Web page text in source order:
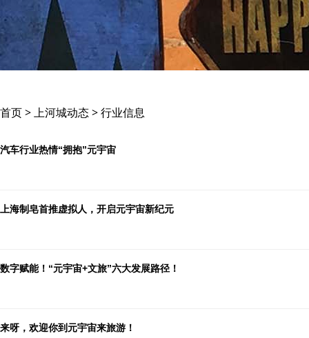
首页 > 上河城动态 > 行业信息
汽车行业热情“拥抱”元宇宙
上海制皂首推虚拟人，开启元宇宙新纪元
数字赋能！“元宇宙+文旅”六大发展路径！
来呀，欢迎你到元宇宙来旅游！